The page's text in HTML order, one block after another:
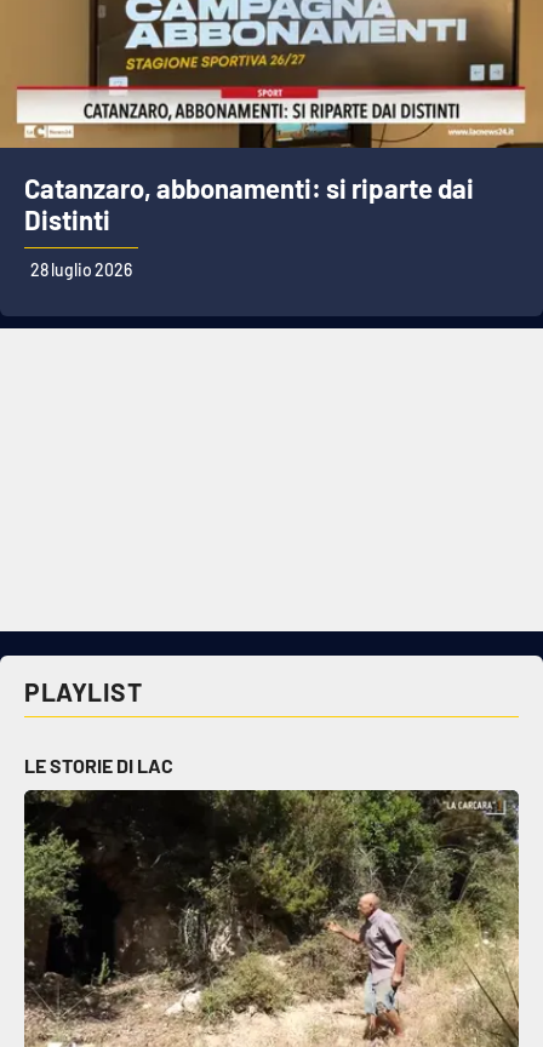
Catanzaro, abbonamenti: si riparte dai
Distinti
28 luglio 2026
PLAYLIST
LE STORIE DI LAC